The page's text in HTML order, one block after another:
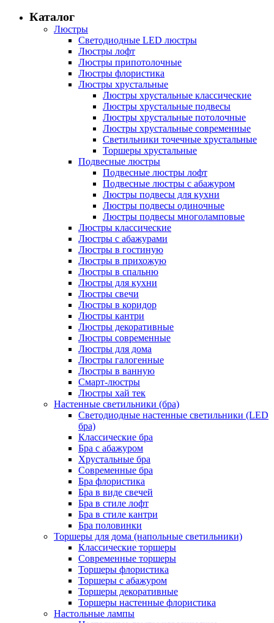
Каталог
Люстры
Светодиодные LED люстры
Люстры лофт
Люстры припотолочные
Люстры флористика
Люстры хрустальные
Люстры хрустальные классические
Люстры хрустальные подвесы
Люстры хрустальные потолочные
Люстры хрустальные современные
Светильники точечные хрустальные
Торшеры хрустальные
Подвесные люстры
Подвесные люстры лофт
Подвесные люстры с абажуром
Люстры подвесы для кухни
Люстры подвесы одиночные
Люстры подвесы многоламповые
Люстры классические
Люстры с абажурами
Люстры в гостиную
Люстры в прихожую
Люстры в спальню
Люстры для кухни
Люстры свечи
Люстры в коридор
Люстры кантри
Люстры декоративные
Люстры современные
Люстры для дома
Люстры галогенные
Люстры в ванную
Смарт-люстры
Люстры хай тек
Настенные светильники (бра)
Светодиодные настенные светильники (LED
бра)
Классические бра
Бра с абажуром
Хрустальные бра
Современные бра
Бра флористика
Бра в виде свечей
Бра в стиле лофт
Бра в стиле кантри
Бра половинки
Торшеры для дома (напольные светильники)
Классические торшеры
Современные торшеры
Торшеры флористика
Торшеры с абажуром
Торшеры декоративные
Торшеры настенные флористика
Настольные лампы